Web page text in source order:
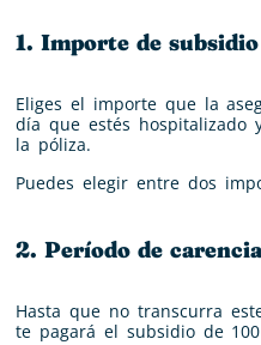
1. Importe de
Eliges el importe que la
día que estés hospitalizado
la póliza.
Puedes elegir entre dos
2. Período de carencia
Hasta que no transcurra
te pagará el subsidio de